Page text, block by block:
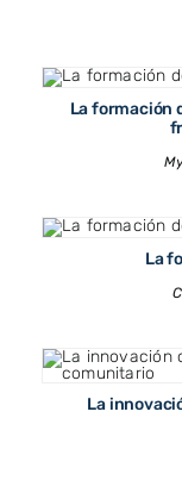
La formación
La
La